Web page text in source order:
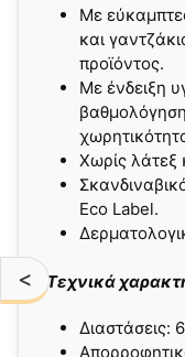
<
Με
και
προϊόντος.
Με ένδειξη
Χωρίς λάτεξ
Eco Label.
Τεχνικά
Διαστάσεις: